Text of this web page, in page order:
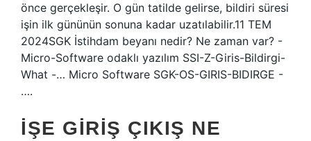
önce gerçekleşir. O gün tatilde gelirse, bildiri süresi
işin ilk gününün sonuna kadar uzatılabilir.11 TEM
2024SGK İstihdam beyanı nedir? Ne zaman var? -
Micro-Software odaklı yazılım SSI-Z-Giris-Bildirgi-
What -… Micro Software SGK-OS-GIRIS-BIDIRGE -
….
İŞE GIRIŞ ÇIKIŞ NE